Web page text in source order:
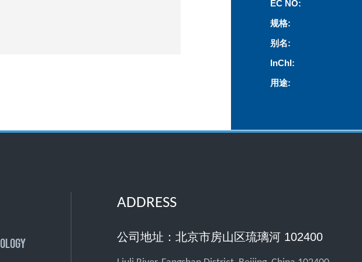
EC NO:
规格:
别名:
InChI:
用途:
ADDRESS
公司地址：北京市房山区琉璃河 102400